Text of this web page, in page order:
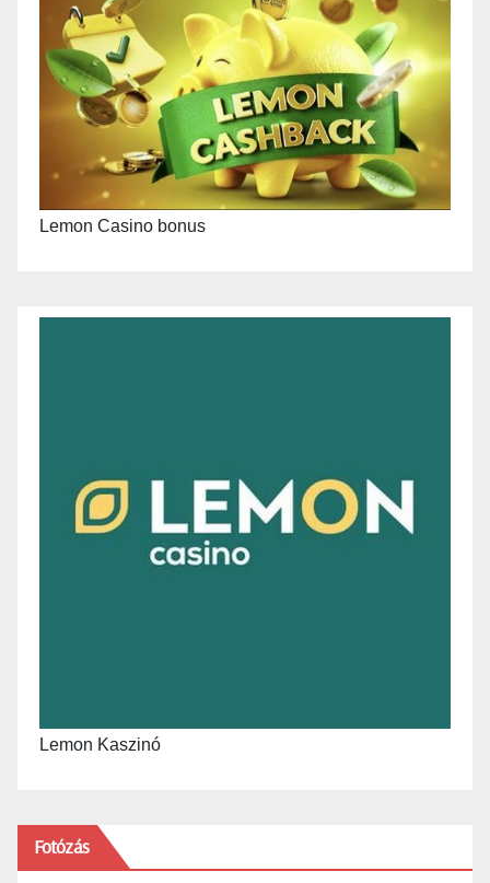
Lemon Casino bonus
Lemon Kaszinó
Fotózás